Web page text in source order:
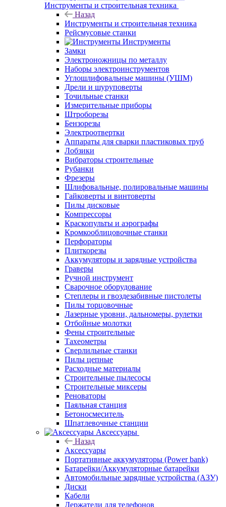
Инструменты и строительная техника
Назад
Инструменты и строительная техника
Рейсмусовые станки
Инструменты
Замки
Электроножницы по металлу
Наборы электроинструментов
Углошлифовальные машины (УШМ)
Дрели и шуруповерты
Точильные станки
Измерительные приборы
Штроборезы
Бензорезы
Электроотвертки
Аппараты для сварки пластиковых труб
Лобзики
Вибраторы строительные
Рубанки
Фрезеры
Шлифовальные, полировальные машины
Гайковерты и винтоверты
Пилы дисковые
Компрессоры
Краскопульты и аэрографы
Кромкооблицовочные станки
Перфораторы
Плиткорезы
Аккумуляторы и зарядные устройства
Граверы
Ручной инструмент
Сварочное оборудование
Степлеры и гвоздезабивные пистолеты
Пилы торцовочные
Лазерные уровни, дальномеры, рулетки
Отбойные молотки
Фены строительные
Тахеометры
Сверлильные станки
Пилы цепные
Расходные материалы
Строительные пылесосы
Строительные миксеры
Реноваторы
Паяльная станция
Бетоносмеситель
Шпатлевочные станции
Аксессуары
Назад
Аксессуары
Портативные аккумуляторы (Power bank)
Батарейки/Аккумуляторные батарейки
Автомобильные зарядные устройства (АЗУ)
Диски
Кабели
Держатели для телефонов